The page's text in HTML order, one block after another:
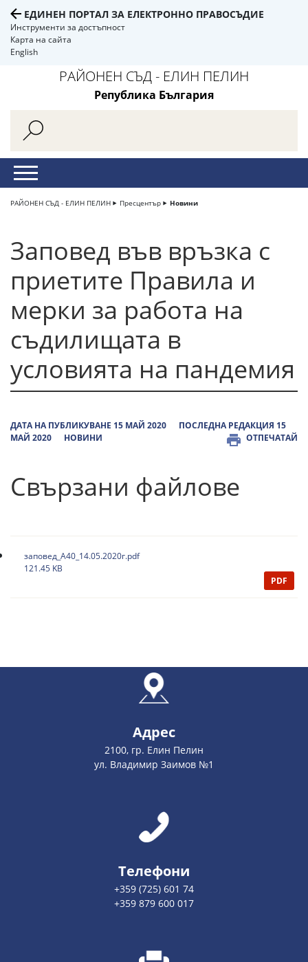
ЕДИНЕН ПОРТАЛ ЗА ЕЛЕКТРОННО ПРАВОСЪДИЕ
Инструменти за достъпност
Карта на сайта
English
РАЙОНЕН СЪД - ЕЛИН ПЕЛИН
Република България
РАЙОНЕН СЪД - ЕЛИН ПЕЛИН Пресцентър Новини
Заповед във връзка с
приетите Правила и
мерки за работа на
съдилищата в
условията на пандемия
ДАТА НА ПУБЛИКУВАНЕ 15 МАЙ 2020
ПОСЛЕДНА РЕДАКЦИЯ 15
МАЙ 2020
НОВИНИ ОТПЕЧАТАЙ
Свързани файлове
заповед_А40_14.05.2020г.pdf
121.45 KB
PDF
Адрес
2100, гр. Елин Пелин
ул. Владимир Заимов №1
Телефони
+359 (725) 601 74
+359 879 600 017